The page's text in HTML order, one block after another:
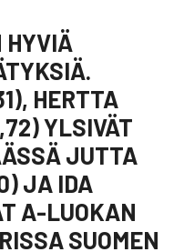
HYVIÄ
HERTTA
YLSIVÄT
JUTTA
JA IDA
A-LUOKAN
SUOMEN